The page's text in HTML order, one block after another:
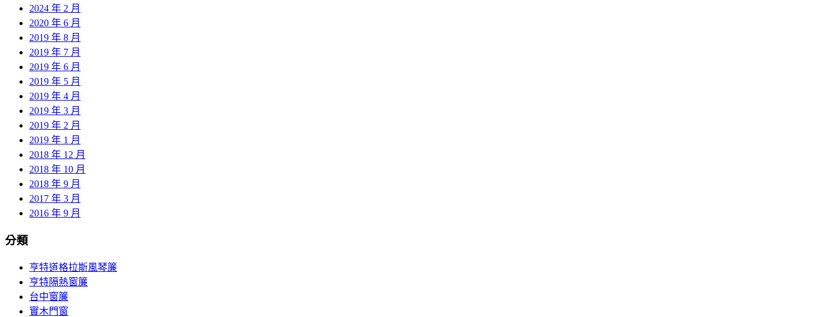
2024 年 2 月
2020 年 6 月
2019 年 8 月
2019 年 7 月
2019 年 6 月
2019 年 5 月
2019 年 4 月
2019 年 3 月
2019 年 2 月
2019 年 1 月
2018 年 12 月
2018 年 10 月
2018 年 9 月
2017 年 3 月
2016 年 9 月
分類
亨特道格拉斯風琴簾
亨特隔熱窗簾
台中窗簾
實木門窗